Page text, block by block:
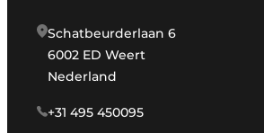
Schatbeurderlaan 6
6002 ED Weert
Nederland
+31 495 450095